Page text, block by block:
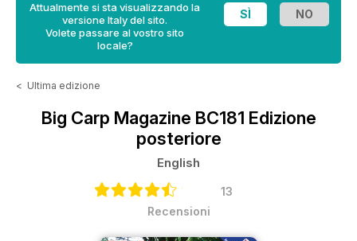
Attualmente si sta visualizzando la
versione Italy del sito.
Volete passare al vostro sito
locale?
< Ultima edizione
Big Carp Magazine BC181 Edizione
posteriore
English
13
Recensioni